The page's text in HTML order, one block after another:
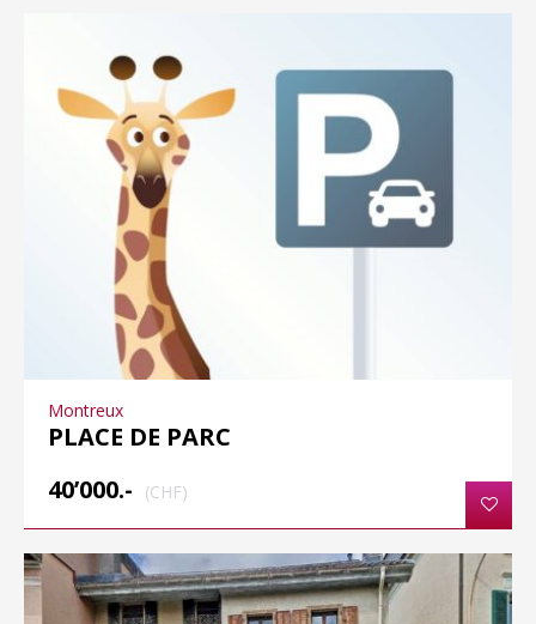
Montreux
PLACE DE PARC
40’000.-
(CHF)